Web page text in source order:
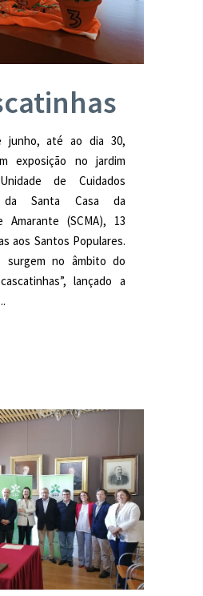
junho, até ao dia 30,
exposição no jardim
de Cuidados
da Santa Casa da
Amarante (SCMA), 13
aos Santos Populares.
surgem no âmbito do
lançado a